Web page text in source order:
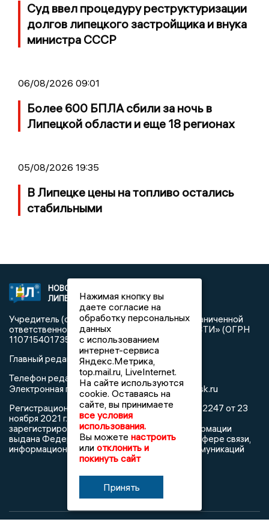
Суд ввел процедуру реструктуризации
долгов липецкого застройщика и внука
министра СССР
06/08/2026 09:01
Более 600 БПЛА сбили за ночь в
Липецкой области и еще 18 регионах
05/08/2026 19:35
В Липецке цены на топливо остались
стабильными
НОВОСТИ
ЛИПЕЦКА
«Новости Липецка»
Учредитель (соучредители): Общество с ограниченной
ответственностью «РЕГИОНАЛЬНЫЕ НОВОСТИ» (ОГРН
1107154017354)
Главный редактор: Герцог Е.Г.
Телефон редакции: +7 903 699 9427
Электронная почта редакции:info@newslipetsk.ru
Регистрационный номер: серия Эл № ФС77-82247 от 23
ноября 2021 г. согласно выписке из реестра
зарегистрированных средств массовой информации
выдана Федеральной службой по надзору в сфере связи,
информационных технологий и массовых коммуникаций
Нажимая кнопку вы
даете согласие на
обработку персональных
данных
с использованием
интернет-сервиса
Яндекс.Метрика,
top.mail.ru, LiveInternet.
На сайте используются
cookie. Оставаясь на
сайте, вы принимаете
все условия
использования.
Вы можете настроить
или отклонить и
покинуть сайт
Принять